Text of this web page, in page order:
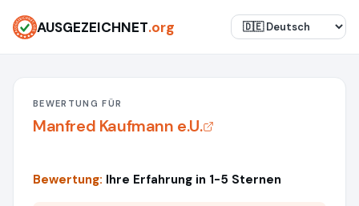
AUSGEZEICHNET.org
BEWERTUNG FÜR
Manfred Kaufmann e.U.
Bewertung: Ihre Erfahrung in 1-5 Sternen